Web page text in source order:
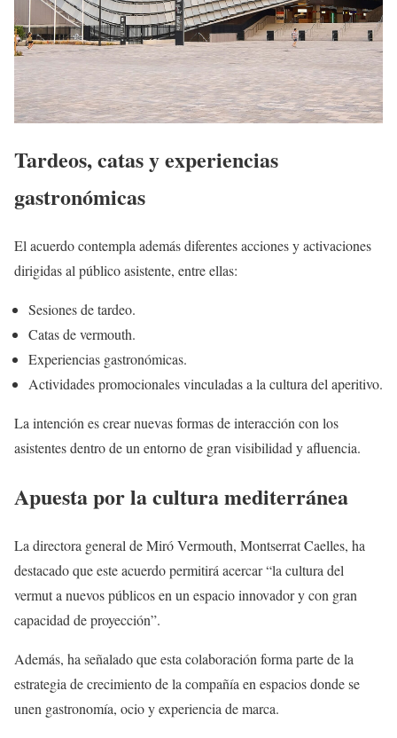
Tardeos, catas y experiencias
gastronómicas
El acuerdo contempla además diferentes acciones y activaciones
dirigidas al público asistente, entre ellas:
Sesiones de tardeo.
Catas de vermouth.
Experiencias gastronómicas.
Actividades promocionales vinculadas a la cultura del aperitivo.
La intención es crear nuevas formas de interacción con los
asistentes dentro de un entorno de gran visibilidad y afluencia.
Apuesta por la cultura mediterránea
La directora general de Miró Vermouth, Montserrat Caelles, ha
destacado que este acuerdo permitirá acercar “la cultura del
vermut a nuevos públicos en un espacio innovador y con gran
capacidad de proyección”.
Además, ha señalado que esta colaboración forma parte de la
estrategia de crecimiento de la compañía en espacios donde se
unen gastronomía, ocio y experiencia de marca.